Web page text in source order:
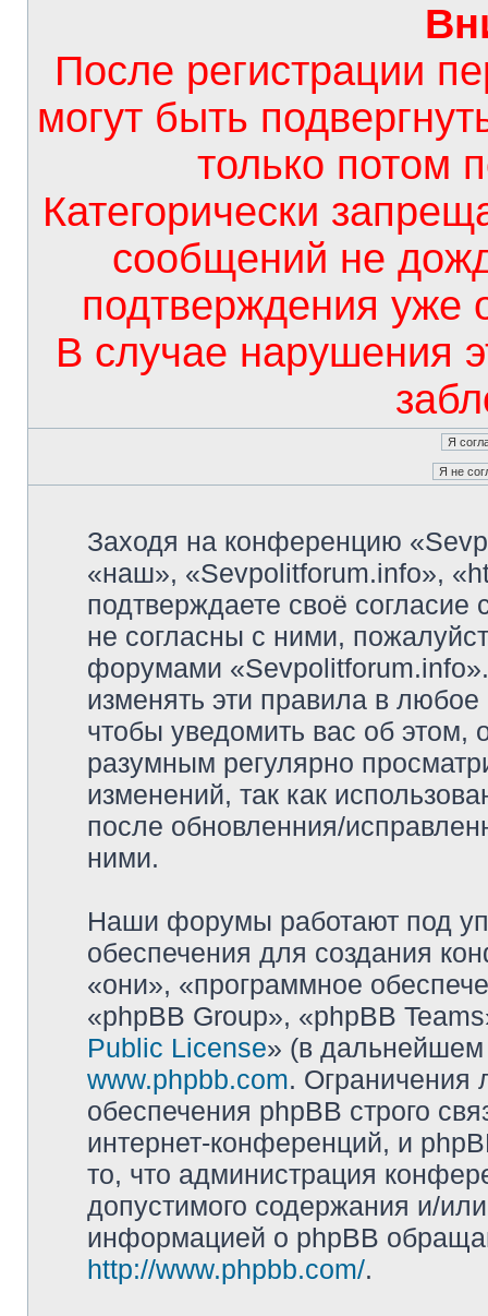
После регистрации
могут быть
только потом
Категорически
сообщений не
подтверждения уже
В случае нарушения
Заходя на конференцию
«наш», «Sevpolitforum.info»,
подтверждаете своё
не согласны с ними,
форумами
изменять эти правила в
чтобы уведомить вас об
разумным регулярно
изменений, так как
после обновленния/
ними.
Наши форумы работают под
обеспечения для создания
«они», «программное
«phpBB Group», «phpBB
Public License» (в дальнейшем
www.phpbb.com. Ограничения
обеспечения phpBB строго
интернет-конференций, и
то, что администрация
допустимого содержания и/
информацией о phpBB
http://www.phpbb.com/.